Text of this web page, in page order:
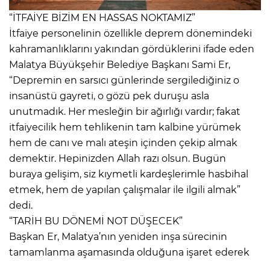
“İTFAİYE BİZİM EN HASSAS NOKTAMIZ”
İtfaiye personelinin özellikle deprem dönemindeki
kahramanlıklarını yakından gördüklerini ifade eden
Malatya Büyükşehir Belediye Başkanı Sami Er,
“Depremin en sarsıcı günlerinde sergilediğiniz o
insanüstü gayreti, o gözü pek duruşu asla
unutmadık. Her mesleğin bir ağırlığı vardır; fakat
itfaiyecilik hem tehlikenin tam kalbine yürümek
hem de canı ve malı ateşin içinden çekip almak
demektir. Hepinizden Allah razı olsun. Bugün
buraya gelişim, siz kıymetli kardeşlerimle hasbihal
etmek, hem de yapılan çalışmalar ile ilgili almak”
dedi.
“TARİH BU DÖNEMİ NOT DÜŞECEK”
Başkan Er, Malatya’nın yeniden inşa sürecinin
tamamlanma aşamasında olduğuna işaret ederek